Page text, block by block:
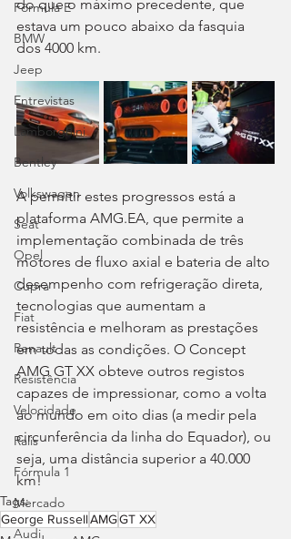
Fórmula E
BMW
Jeep
Entrevistas
Lamborghini
Bentley
Volkswagen
Seat
Opel
Cupra
Fiat
Renault
Resistência
Velocidade
Ralis
Fórmula 1
Mercado
Audi
do que o máximo precedente, que
estava um pouco abaixo da fasquia
dos 4000 km.
A permitir estes progressos está a
plataforma AMG.EA, que permite a
implementação combinada de três
motores de fluxo axial e bateria de alto
desempenho com refrigeração direta,
tecnologias que aumentam a
resistência e melhoram as prestações
em todas as condições. O Concept
AMG GT XX obteve outros registos
capazes de impressionar, como a volta
ao mundo em oito dias (a medir pela
circunferência da linha do Equador), ou
seja, uma distância superior a 40.000
km!
Tags:
George RussellAMGGT XX